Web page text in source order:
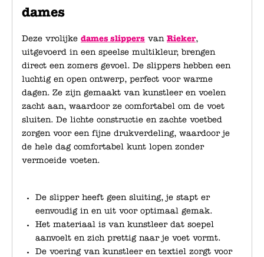
dames
Deze vrolijke dames slippers van Rieker,
uitgevoerd in een speelse multikleur, brengen
direct een zomers gevoel. De slippers hebben een
luchtig en open ontwerp, perfect voor warme
dagen. Ze zijn gemaakt van kunstleer en voelen
zacht aan, waardoor ze comfortabel om de voet
sluiten. De lichte constructie en zachte voetbed
zorgen voor een fijne drukverdeling, waardoor je
de hele dag comfortabel kunt lopen zonder
vermoeide voeten.
De slipper heeft geen sluiting, je stapt er
eenvoudig in en uit voor optimaal gemak.
Het materiaal is van kunstleer dat soepel
aanvoelt en zich prettig naar je voet vormt.
De voering van kunstleer en textiel zorgt voor